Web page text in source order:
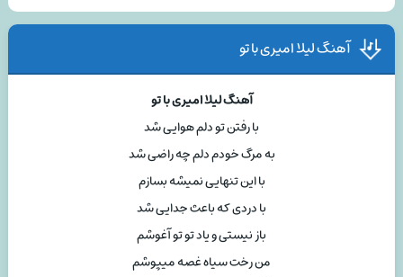
آهنگ لیلا امیری با تو
آهنگ لیلا امیری با تو
با رفتن تو دلم هوایی شد
به مرگ خودم دلم چه راضی شد
با این تنهایی نمیشه بسازم
با دردی که باعث جدایی شد
باز نیستی و یاد تو تو آغوشم
من رخت سیاه غصه میپوشم